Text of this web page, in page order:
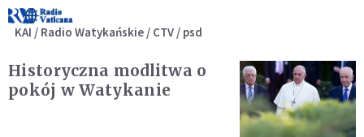
KAI / Radio Watykańskie / CTV / psd
Historyczna modlitwa o
pokój w Watykanie